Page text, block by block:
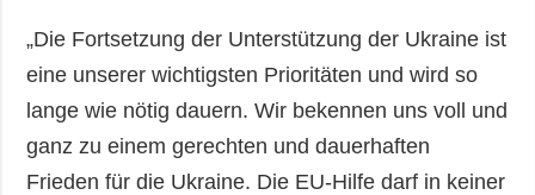
„Die Fortsetzung der Unterstützung der Ukraine ist
eine unserer wichtigsten Prioritäten und wird so
lange wie nötig dauern. Wir bekennen uns voll und
ganz zu einem gerechten und dauerhaften
Frieden für die Ukraine. Die EU-Hilfe darf in keiner